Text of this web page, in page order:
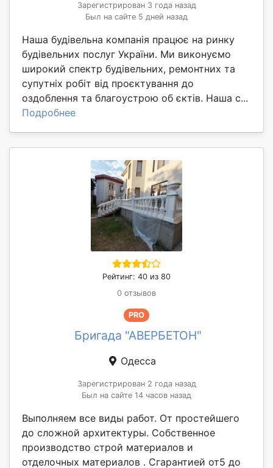
Зарегистрирован 3 года назад
Был на сайте 5 дней назад
Наша будівельна компанія працює на ринку
будівельних послуг України. Ми виконуємо
широкий спектр будівельних, ремонтних та
супутніх робіт від проєктування до
оздоблення та благоустрою об єктів. Наша с...
Подробнее
Рейтинг: 40 из 80
0 отзывов
PRO
Бригада "АВЕРБЕТОН"
Одесса
Зарегистрирован 2 года назад
Был на сайте 14 часов назад
Выполняем все виды работ. От простейшего
до сложной архитектуры. Собственное
производство строй материалов и
отделочных материалов . Сгарантией от5 до